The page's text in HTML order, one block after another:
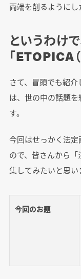
両端を削るようにし
というわけ
「ETOPICA
さて、冒頭でも紹
は、世の中の話題
す。
今回はせっかく法
ので、皆さんから
集してみたいと思い
今回のお題